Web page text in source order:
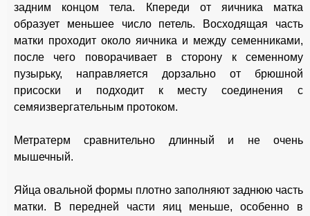
задним концом тела. Кпереди от яичника матка
образует меньшее число петель. Восходящая часть
матки проходит около яичника и между семенниками,
после чего поворачивает в сторону к семенному
пузырьку, направляется дорзально от брюшной
присоски и подходит к месту соединения с
семяизвергательным протоком.
Метратерм сравнительно длинный и не очень
мышечный.
Яйца овальной формы плотно заполняют заднюю часть
матки. В передней части яиц меньше, особенно в